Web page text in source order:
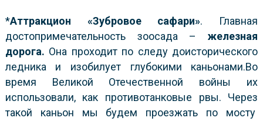
*Аттракцион «Зубровое сафари». Главная
достопримечательность зоосада –железная
дорога. Она проходит по следу доисторического
ледника и изобилует глубокими каньонами.Во
время Великой Отечественной войны их
использовали, как противотанковые рвы. Через
такой каньон мы будем проезжать по мосту